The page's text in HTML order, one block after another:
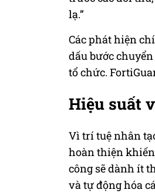
lạ.”
Các phát hiện
dấu bước
tổ chức.
Hiệu suất
Vì trí tuệ nhân
hoàn thiện
công sẽ dành ít
và tự động hóa